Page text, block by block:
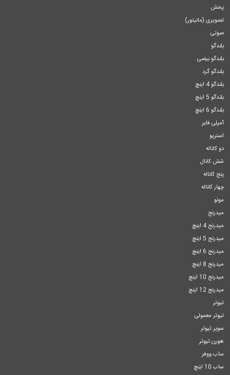
پخش
تصویری (مانیتور)
صوتی
بلندگو
بلندگو بیضی
بلندگو گرد
بلندگو 4 اینچ
بلندگو 5 اینچ
بلندگو 6 اینچ
آمپلی فایر
استریو
دو کاناله
شش کانال
پنج کاناله
چهار کاناله
مونو
میدرنج
میدرنج 4 اینچ
میدرنج 5 اینچ
میدرنج 6 اینچ
میدرنج 8 اینچ
میدرنج 10 اینچ
میدرنج 12 اینچ
تیوتر
تیوتر معمولی
سوپر تیوتر
هورن تیوتر
ساب ووفر
ساب 10 اینچ